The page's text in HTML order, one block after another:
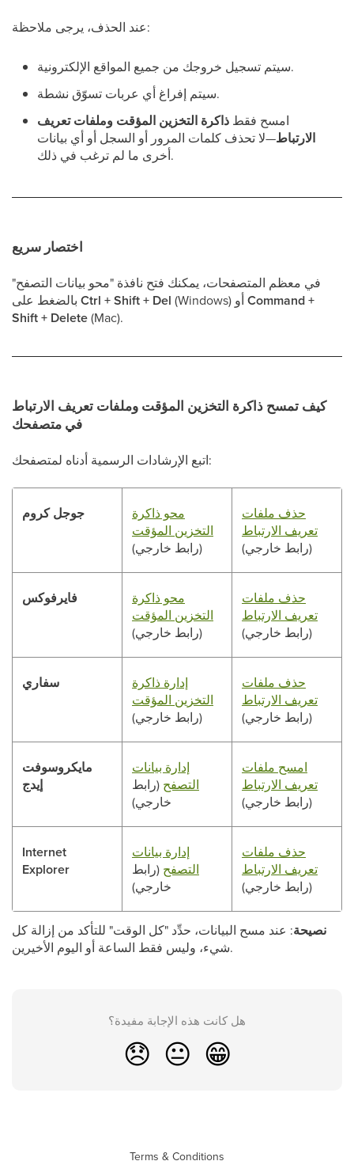
عند الحذف، يرجى ملاحظة:
سيتم تسجيل خروجك من جميع المواقع الإلكترونية.
سيتم إفراغ أي عربات تسوّق نشطة.
امسح فقط ذاكرة التخزين المؤقت وملفات تعريف
الارتباط—لا تحذف كلمات المرور أو السجل أو أي بيانات
أخرى ما لم ترغب في ذلك.
اختصار سريع
في معظم المتصفحات، يمكنك فتح نافذة "محو بيانات التصفح"
Ctrl + Shift + Del
Command +
Shift + Delete(Mac).
كيف تمسح ذاكرة التخزين المؤقت وملفات تعريف الارتباط
في متصفحك
اتبع الإرشادات الرسمية أدناه لمتصفحك:
جوجل كروم
محو ذاكرة
التخزين المؤقت
(رابط خارجي)
حذف ملفات
تعريف الارتباط
(رابط خارجي)
فايرفوكس
محو ذاكرة
التخزين المؤقت
(رابط خارجي)
حذف ملفات
تعريف الارتباط
(رابط خارجي)
سفاري
إدارة ذاكرة
التخزين المؤقت
(رابط خارجي)
حذف ملفات
تعريف الارتباط
(رابط خارجي)
مايكروسوفت
إيدج
إدارة بيانات
التصفح (رابط
خارجي)
امسح ملفات
تعريف الارتباط
(رابط خارجي)
Internet
Explorer
إدارة بيانات
التصفح (رابط
خارجي)
حذف ملفات
تعريف الارتباط
(رابط خارجي)
نصيحة: عند مسح البيانات، حدِّد "كل الوقت" للتأكد من إزالة كل
شيء، وليس فقط الساعة أو اليوم الأخيرين.
هل كانت هذه الإجابة مفيدة؟
😞 😐 😁
Terms & Conditions